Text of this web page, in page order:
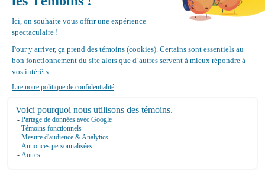
Déneigement
de toits
Équipements
Politique de
Google
4.7